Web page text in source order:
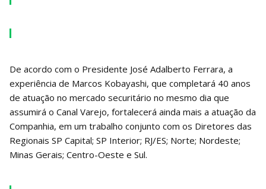
De acordo com o Presidente José Adalberto Ferrara, a
experiência de Marcos Kobayashi, que completará 40 anos
de atuação no mercado securitário no mesmo dia que
assumirá o Canal Varejo, fortalecerá ainda mais a atuação da
Companhia, em um trabalho conjunto com os Diretores das
Regionais SP Capital; SP Interior; RJ/ES; Norte; Nordeste;
Minas Gerais; Centro-Oeste e Sul.